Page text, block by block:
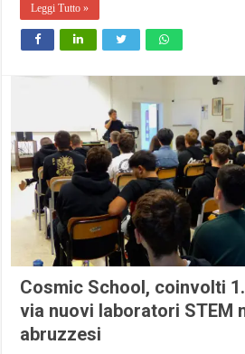
Leggi Tutto »
Cosmic School, coinvolti
via nuovi laboratori STEM
abruzzesi